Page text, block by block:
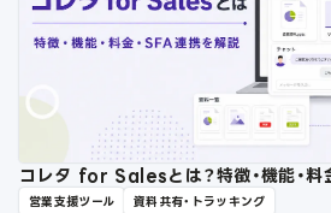
コレタ for Salesとは？特徴・機能・料
営業支援ツール 資料共有・トラッキング